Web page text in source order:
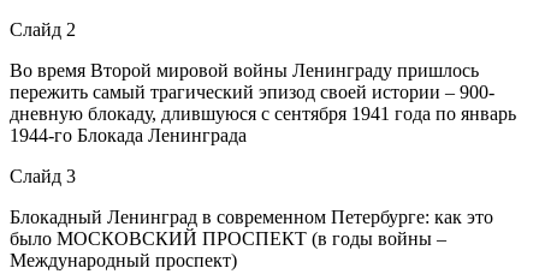
Слайд 2
Во время Второй мировой войны Ленинграду пришлось
пережить самый трагический эпизод своей истории – 900-
дневную блокаду, длившуюся с сентября 1941 года по январь
1944-го Блокада Ленинграда
Слайд 3
Блокадный Ленинград в современном Петербурге: как это
было МОСКОВСКИЙ ПРОСПЕКТ (в годы войны –
Международный проспект)